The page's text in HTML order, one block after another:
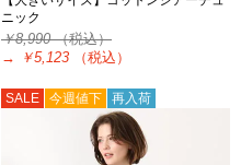
ニック
￥8,990（税込）
→
￥5,123 （税込）
SALE 今週値下 再入荷